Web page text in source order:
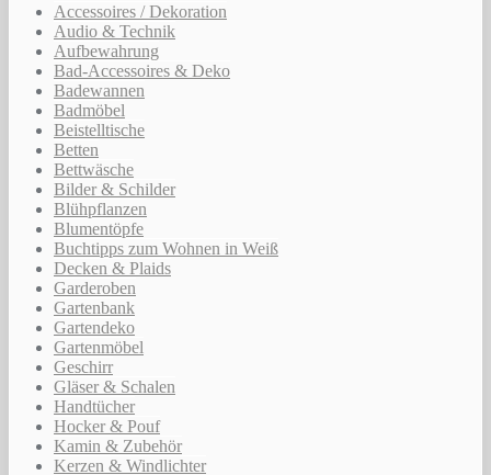
Accessoires / Dekoration
Audio & Technik
Aufbewahrung
Bad-Accessoires & Deko
Badewannen
Badmöbel
Beistelltische
Betten
Bettwäsche
Bilder & Schilder
Blühpflanzen
Blumentöpfe
Buchtipps zum Wohnen in Weiß
Decken & Plaids
Garderoben
Gartenbank
Gartendeko
Gartenmöbel
Geschirr
Gläser & Schalen
Handtücher
Hocker & Pouf
Kamin & Zubehör
Kerzen & Windlichter